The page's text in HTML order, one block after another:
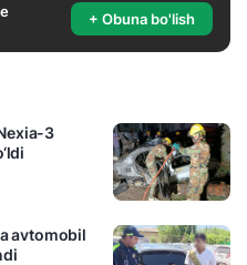
+ Obuna bo'lish
3
avtomobil